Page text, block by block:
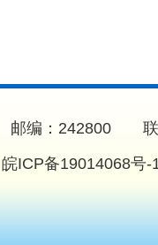
编：242800 联
皖ICP备19014068号-